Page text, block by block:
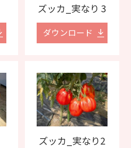
ズッカ_実なり 3
ダウンロード
ズッカ_実なり2